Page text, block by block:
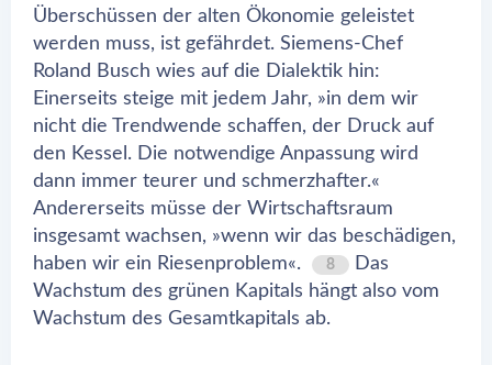
Überschüssen der alten Ökonomie geleistet
werden muss, ist gefährdet. Siemens-Chef
Roland Busch wies auf die Dialektik hin:
Einerseits steige mit jedem Jahr, »in dem wir
nicht die Trendwende schaffen, der Druck auf
den Kessel. Die notwendige Anpassung wird
dann immer teurer und schmerzhafter.«
Andererseits müsse der Wirtschaftsraum
insgesamt wachsen, »wenn wir das beschädigen,
haben wir ein Riesenproblem«.
8
Das
Wachstum des grünen Kapitals hängt also vom
Wachstum des Gesamtkapitals ab.